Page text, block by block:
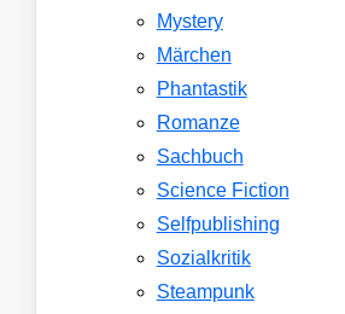
Mystery
Märchen
Phantastik
Romanze
Sachbuch
Science Fiction
Selfpublishing
Sozialkritik
Steampunk